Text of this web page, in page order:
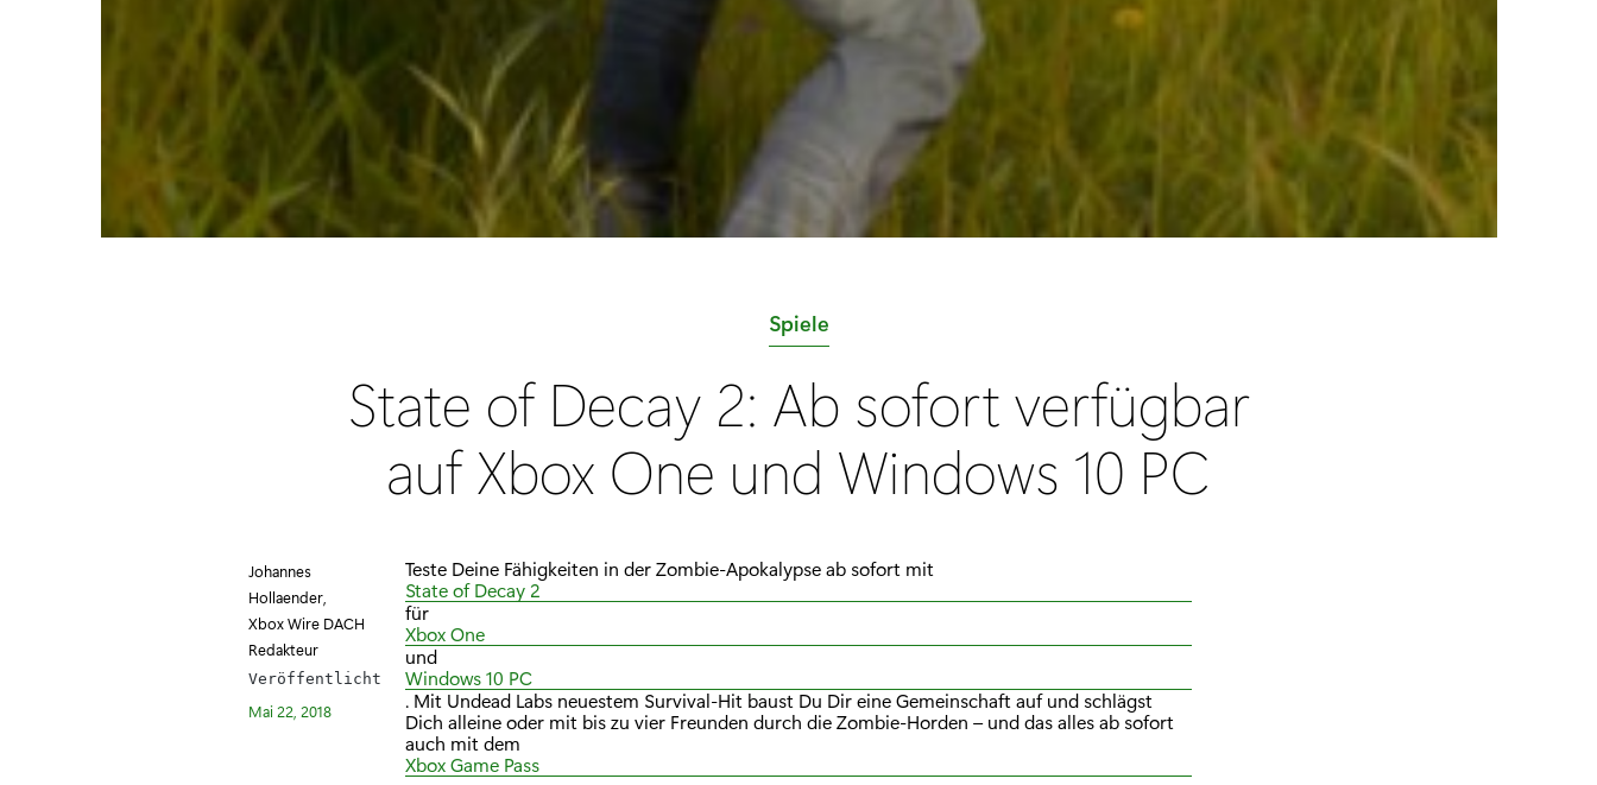
K
e
g
i
e
:
Spiele
State of Decay 2: Ab sofort verfügbar
auf Xbox One und Windows 10 PC
Johannes
Hollaender,
Xbox Wire DACH
Redakteur
Veröffentlicht
Mai 22, 2018
Teste Deine Fähigkeiten in der Zombie-Apokalypse ab sofort mit
State of Decay 2
für
Xbox One
und
Windows 10 PC
. Mit Undead Labs neuestem Survival-Hit baust Du Dir eine Gemeinschaft auf und schlägst
Dich alleine oder mit bis zu vier Freunden durch die Zombie-Horden – und das alles ab sofort
auch mit dem
Xbox Game Pass